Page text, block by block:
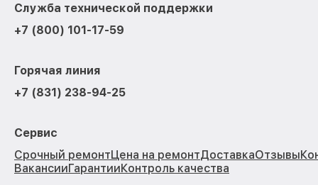
Служба технической поддержки
+7 (800) 101-17-59
Горячая линия
+7 (831) 238-94-25
Сервис
Срочный ремонтЦена на ремонтДоставкаОтзывы
ВакансииГарантииКонтроль качества